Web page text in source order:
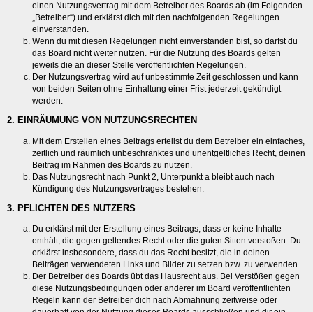
einen Nutzungsvertrag mit dem Betreiber des Boards ab (im Folgenden
„Betreiber“) und erklärst dich mit den nachfolgenden Regelungen
einverstanden.
Wenn du mit diesen Regelungen nicht einverstanden bist, so darfst du
das Board nicht weiter nutzen. Für die Nutzung des Boards gelten
jeweils die an dieser Stelle veröffentlichten Regelungen.
Der Nutzungsvertrag wird auf unbestimmte Zeit geschlossen und kann
von beiden Seiten ohne Einhaltung einer Frist jederzeit gekündigt
werden.
2. EINRÄUMUNG VON NUTZUNGSRECHTEN
Mit dem Erstellen eines Beitrags erteilst du dem Betreiber ein einfaches,
zeitlich und räumlich unbeschränktes und unentgeltliches Recht, deinen
Beitrag im Rahmen des Boards zu nutzen.
Das Nutzungsrecht nach Punkt 2, Unterpunkt a bleibt auch nach
Kündigung des Nutzungsvertrages bestehen.
3. PFLICHTEN DES NUTZERS
Du erklärst mit der Erstellung eines Beitrags, dass er keine Inhalte
enthält, die gegen geltendes Recht oder die guten Sitten verstoßen. Du
erklärst insbesondere, dass du das Recht besitzt, die in deinen
Beiträgen verwendeten Links und Bilder zu setzen bzw. zu verwenden.
Der Betreiber des Boards übt das Hausrecht aus. Bei Verstößen gegen
diese Nutzungsbedingungen oder anderer im Board veröffentlichten
Regeln kann der Betreiber dich nach Abmahnung zeitweise oder